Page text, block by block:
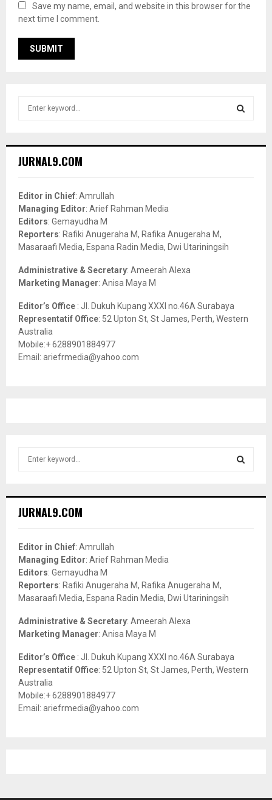
Save my name, email, and website in this browser for the
next time I comment.
h
o
r
:
JURNAL9.COM
Editor in Chief: Amrullah
Managing Editor: Arief Rahman Media
Editors: Gemayudha M
Reporters: Rafiki Anugeraha M, Rafika Anugeraha M,
Masaraafi Media, Espana Radin Media, Dwi Utariningsih
Administrative & Secretary: Ameerah Alexa
Marketing Manager: Anisa Maya M
Editor’s Office : Jl. Dukuh Kupang XXXI no.46A Surabaya
Representatif Office: 52 Upton St, St James, Perth, Western
Australia
Mobile:+ 6288901884977
Email: ariefrmedia@yahoo.com
h
o
r
:
JURNAL9.COM
Editor in Chief: Amrullah
Managing Editor: Arief Rahman Media
Editors: Gemayudha M
Reporters: Rafiki Anugeraha M, Rafika Anugeraha M,
Masaraafi Media, Espana Radin Media, Dwi Utariningsih
Administrative & Secretary: Ameerah Alexa
Marketing Manager: Anisa Maya M
Editor’s Office : Jl. Dukuh Kupang XXXI no.46A Surabaya
Representatif Office: 52 Upton St, St James, Perth, Western
Australia
Mobile:+ 6288901884977
Email: ariefrmedia@yahoo.com